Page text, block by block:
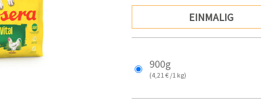
EINMALIG
900g
(4,21 € /1 kg)